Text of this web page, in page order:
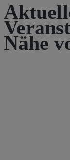
Nähe